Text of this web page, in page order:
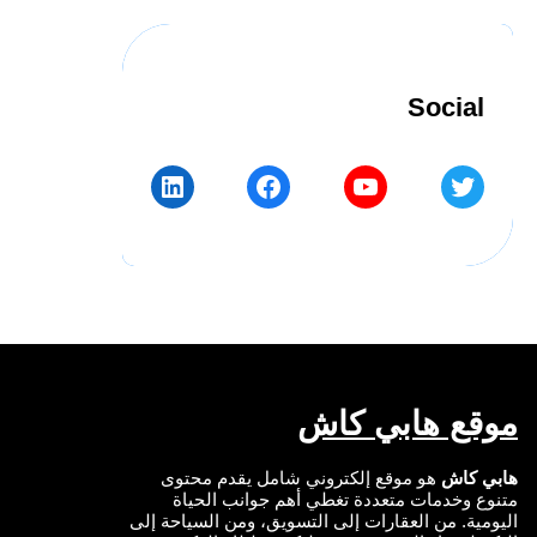
Social
Twitter
YouTube
Facebook
LinkedIn
موقع هابي كاش
هابي كاش هو موقع إلكتروني شامل يقدم محتوى
متنوع وخدمات متعددة تغطي أهم جوانب الحياة
اليومية. من العقارات إلى التسويق، ومن السياحة إلى